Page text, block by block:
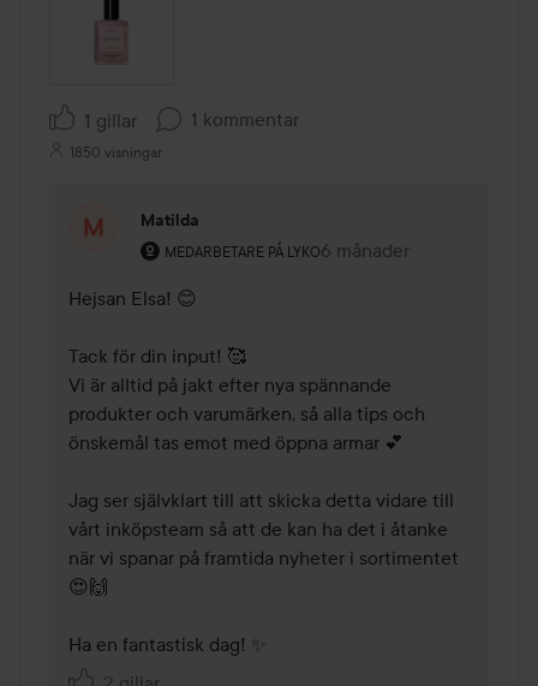
1 gillar 1 kommentar
1850 visningar
Matilda
MEDARBETARE PÅ LYKO
Användarens roll: Medarbetare på Lyko.
6 månader
Kommentaren lades 6
Hejsan Elsa! 😊
Tack för din input! 🥰
Vi är alltid på jakt efter nya spännande
produkter och varumärken, så alla tips och
önskemål tas emot med öppna armar 💕
Jag ser självklart till att skicka detta vidare till
vårt inköpsteam så att de kan ha det i åtanke
när vi spanar på framtida nyheter i sortimentet
😍🙌
Ha en fantastisk dag! ✨